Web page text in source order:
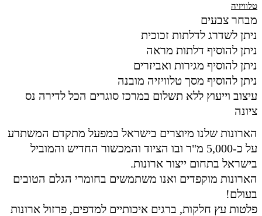
טלוויזיה
מבחר צבעים
ניתן לשדרג לדלתות זכוכית
ניתן להוסיף דלתות מראה
ניתן להוסיף מגירות ואביזרים
ניתן להוסיף מסך טלוויזיה מובנה
עיצוב וייעוץ ללא תשלום במרכז סוגרים הכל לדירה נס
ציונה
הארונות שלנו מיוצרים בישראל במפעל מתקדם המשתרע
על כ-5,000 מ"ר ובו הציוד והמכשור החדיש והמוביל
בישראל בתחום ייצור ארונות.
הארונות מוקפדים ואנו משתמשים בחומרי הגלם הטובים
בעולם!
פלטות עץ חלקות, ברגים איכותיים למדפים, פרזול ארונות